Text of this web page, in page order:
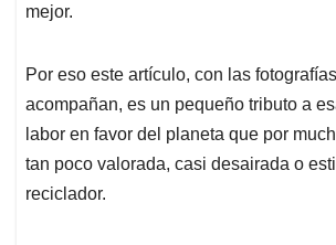
mejor.
Por eso este artículo, con las
acompañan, es un pequeño tributo a
labor en favor del planeta que por
tan poco valorada, casi desairada o
reciclador.